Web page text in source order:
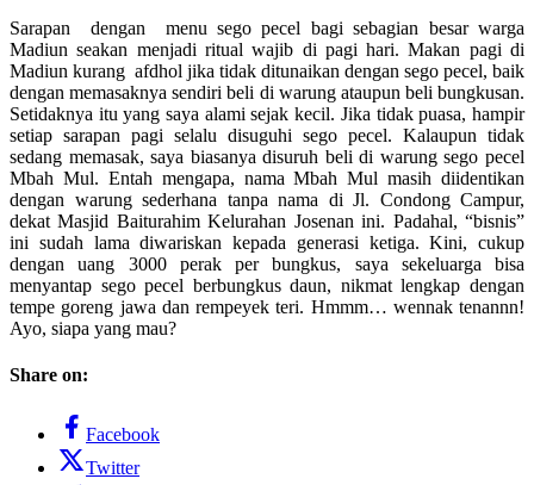
Sarapan dengan menu sego pecel bagi sebagian besar warga
Madiun seakan menjadi ritual wajib di pagi hari. Makan pagi di
Madiun kurang afdhol jika tidak ditunaikan dengan sego pecel, baik
dengan memasaknya sendiri beli di warung ataupun beli bungkusan.
Setidaknya itu yang saya alami sejak kecil. Jika tidak puasa, hampir
setiap sarapan pagi selalu disuguhi sego pecel. Kalaupun tidak
sedang memasak, saya biasanya disuruh beli di warung sego pecel
Mbah Mul. Entah mengapa, nama Mbah Mul masih diidentikan
dengan warung sederhana tanpa nama di Jl. Condong Campur,
dekat Masjid Baiturahim Kelurahan Josenan ini. Padahal, “bisnis”
ini sudah lama diwariskan kepada generasi ketiga. Kini, cukup
dengan uang 3000 perak per bungkus, saya sekeluarga bisa
menyantap sego pecel berbungkus daun, nikmat lengkap dengan
tempe goreng jawa dan rempeyek teri. Hmmm… wennak tenannn!
Ayo, siapa yang mau?
Share on:
Facebook
Twitter